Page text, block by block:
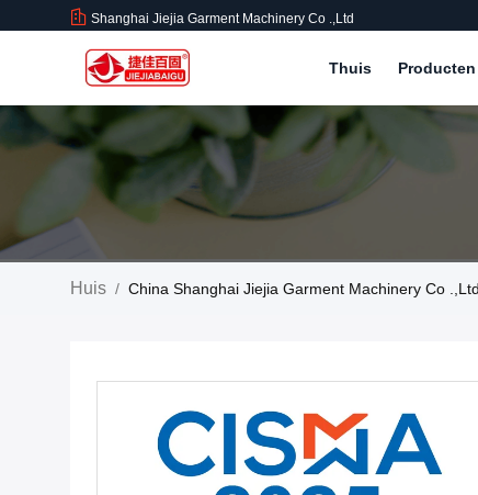
Shanghai Jiejia Garment Machinery Co .,ltd
Thuis Producten
Huis / China Shanghai Jiejia Garment Machinery Co